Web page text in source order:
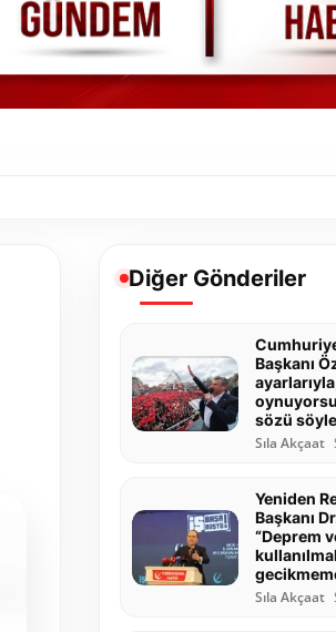
Diğer Gönderiler
Başkanı
sözü
Sıla Akçaat
Yeniden
Başkanı
“Deprem
Sıla Akçaat